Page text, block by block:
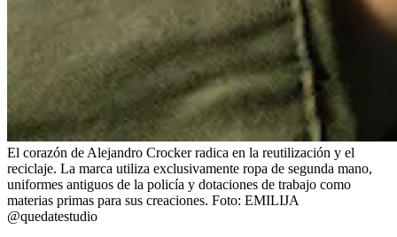
El corazón de Alejandro Crocker radica en la reutilización y el
reciclaje. La marca utiliza exclusivamente ropa de segunda mano,
uniformes antiguos de la policía y dotaciones de trabajo como
materias primas para sus creaciones. Foto: EMILIJA
@quedatestudio